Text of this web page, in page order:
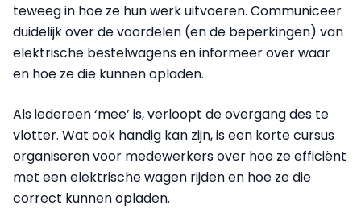
teweeg in hoe ze hun werk uitvoeren. Communiceer
duidelijk over de voordelen (en de beperkingen) van
elektrische bestelwagens en informeer over waar
en hoe ze die kunnen opladen.
Als iedereen ‘mee’ is, verloopt de overgang des te
vlotter. Wat ook handig kan zijn, is een korte cursus
organiseren voor medewerkers over hoe ze efficiënt
met een elektrische wagen rijden en hoe ze die
correct kunnen opladen.